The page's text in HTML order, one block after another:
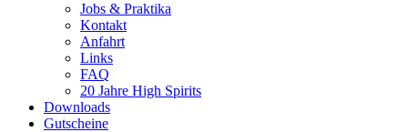
Jobs & Praktika
Kontakt
Anfahrt
Links
FAQ
20 Jahre High Spirits
Downloads
Gutscheine